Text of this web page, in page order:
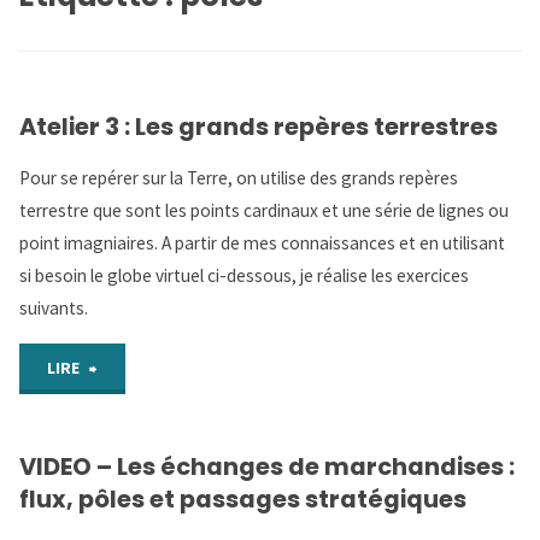
Atelier 3 : Les grands repères terrestres
Pour se repérer sur la Terre, on utilise des grands repères
terrestre que sont les points cardinaux et une série de lignes ou
point imagniaires. A partir de mes connaissances et en utilisant
si besoin le globe virtuel ci-dessous, je réalise les exercices
suivants.
LIRE
:
VIDEO – Les échanges de marchandises :
flux, pôles et passages stratégiques